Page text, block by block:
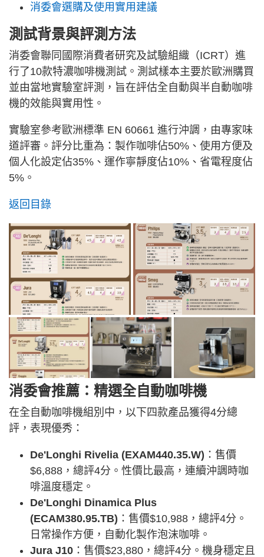
消委會選購及使用實用建議
測試背景與評測方法
消委會聯同國際消費者研究及試驗組織（ICRT）進
行了10款特濃咖啡機測試。測試樣本主要於歐洲購買
並由當地實驗室評測，旨在評估全自動與半自動咖啡
機的效能與實用性。
實驗室參考歐洲標準 EN 60661 進行沖調，由專家味
道評審。評分比重為：製作咖啡佔50%、使用方便及
個人化設定佔35%、運作寧靜度佔10%、省電程度佔
5%。
返回目錄
消委會推薦：精選全自動咖啡機
在全自動咖啡機組別中，以下四款產品獲得4分總
評，表現優秀：
De'Longhi Rivelia (EXAM440.35.W) ：售價
$6,888，總評4分。性價比最高，連續沖調時咖
啡溫度穩定。
De'Longhi Dinamica Plus
(ECAM380.95.TB) ：售價$10,988，總評4分。
日常操作方便，自動化製作泡沫咖啡。
Jura J10 ：售價$23,880，總評4分。機身穩定且